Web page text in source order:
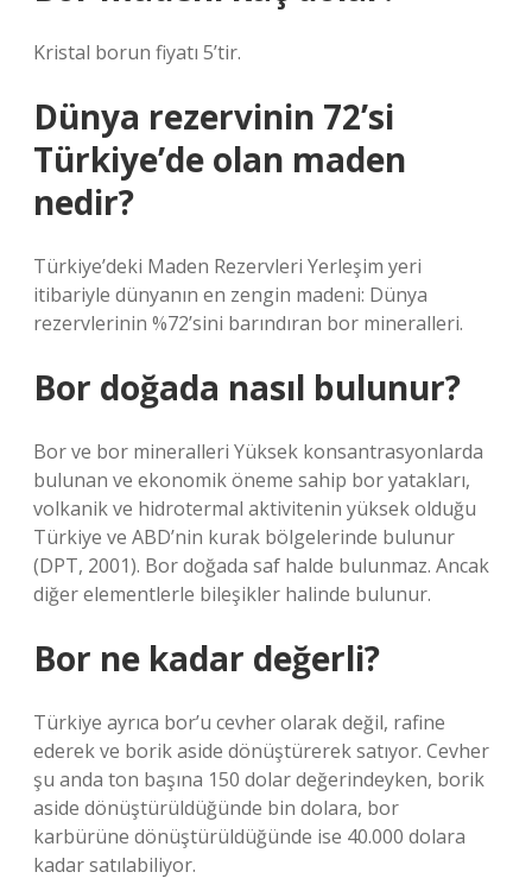
Kristal borun fiyatı 5’tir.
Dünya rezervinin 72’si
Türkiye’de olan maden
nedir?
Türkiye’deki Maden Rezervleri Yerleşim yeri
itibariyle dünyanın en zengin madeni: Dünya
rezervlerinin %72’sini barındıran bor mineralleri.
Bor doğada nasıl bulunur?
Bor ve bor mineralleri Yüksek konsantrasyonlarda
bulunan ve ekonomik öneme sahip bor yatakları,
volkanik ve hidrotermal aktivitenin yüksek olduğu
Türkiye ve ABD’nin kurak bölgelerinde bulunur
(DPT, 2001). Bor doğada saf halde bulunmaz. Ancak
diğer elementlerle bileşikler halinde bulunur.
Bor ne kadar değerli?
Türkiye ayrıca bor’u cevher olarak değil, rafine
ederek ve borik aside dönüştürerek satıyor. Cevher
şu anda ton başına 150 dolar değerindeyken, borik
aside dönüştürüldüğünde bin dolara, bor
karbürüne dönüştürüldüğünde ise 40.000 dolara
kadar satılabiliyor.